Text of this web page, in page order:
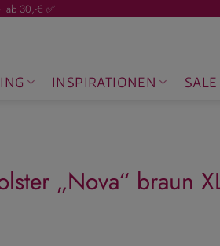
ab 30,-€ ✅
INSPIRATIONEN SALE
„Nova“ braun